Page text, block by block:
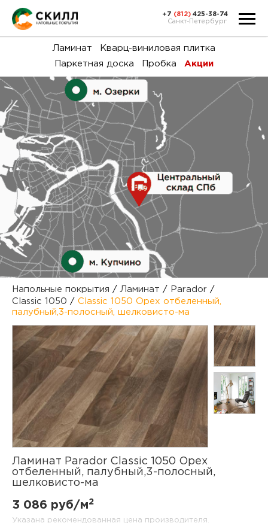
и
+7 (812) 425-38-74
Санкт-Петербург
Ламинат
Кварц-виниловая плитка
Паркетная доска
Пробка Акции
Напольные покрытия / Ламинат / Parador /
Classic 1050 / Classic 1050 Орех отбеленный,
палубный,3-полосный, шелковисто-ма
Ламинат Parador Classic 1050 Орех
отбеленный, палубный,3-полосный,
шелковисто-ма
3 086 руб/м2
Указана рекомендованная цена производителя.